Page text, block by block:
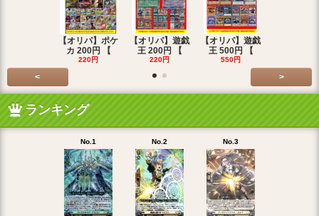
【オリパ】ポケ
カ 200円 【
220円
【オリパ】遊戯
王 200円 【
220円
【オリパ】遊戯
王 500円 【
550円
< >
ランキング
No.1 No.2 No.3